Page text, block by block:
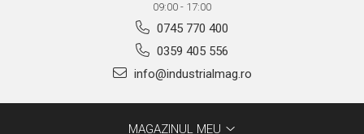
09:00 - 17:00
0745 770 400
0359 405 556
info@industrialmag.ro
MAGAZINUL MEU